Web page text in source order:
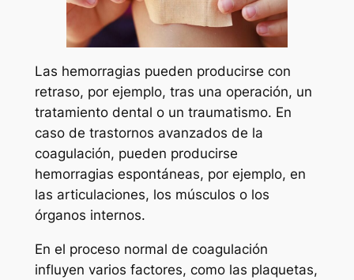
Las hemorragias pueden producirse con
retraso, por ejemplo, tras una operación, un
tratamiento dental o un traumatismo. En
caso de trastornos avanzados de la
coagulación, pueden producirse
hemorragias espontáneas, por ejemplo, en
las articulaciones, los músculos o los
órganos internos.
En el proceso normal de coagulación
influyen varios factores, como las plaquetas,